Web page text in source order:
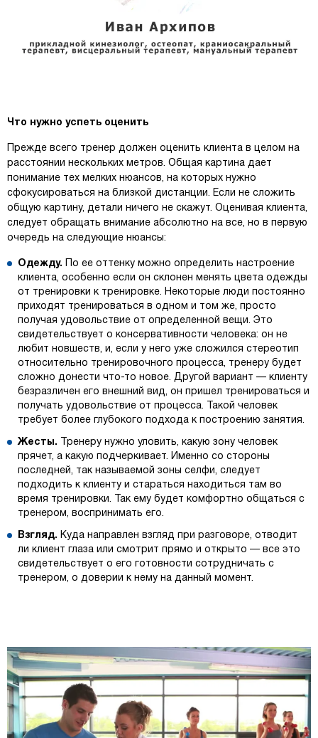
Что нужно успеть оценить
Прежде всего тренер должен оценить клиента в целом на
расстоянии нескольких метров. Общая картина дает
понимание тех мелких нюансов, на которых нужно
сфокусироваться на близкой дистанции. Если не сложить
общую картину, детали ничего не скажут. Оценивая клиента,
следует обращать внимание абсолютно на все, но в первую
очередь на следующие нюансы:
Одежду. По ее оттенку можно определить настроение
клиента, особенно если он склонен менять цвета одежды
от тренировки к тренировке. Некоторые люди постоянно
приходят тренироваться в одном и том же, просто
получая удовольствие от определенной вещи. Это
свидетельствует о консервативности человека: он не
любит новшеств, и, если у него уже сложился стереотип
относительно тренировочного процесса, тренеру будет
сложно донести что-то новое. Другой вариант — клиенту
безразличен его внешний вид, он пришел тренироваться и
получать удовольствие от процесса. Такой человек
требует более глубокого подхода к построению занятия.
Жесты. Тренеру нужно уловить, какую зону человек
прячет, а какую подчеркивает. Именно со стороны
последней, так называемой зоны селфи, следует
подходить к клиенту и стараться находиться там во
время тренировки. Так ему будет комфортно общаться с
тренером, воспринимать его.
Взгляд. Куда направлен взгляд при разговоре, отводит
ли клиент глаза или смотрит прямо и открыто — все это
свидетельствует о его готовности сотрудничать с
тренером, о доверии к нему на данный момент.